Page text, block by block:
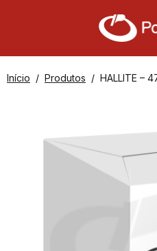
Início Produtos HALLITE –